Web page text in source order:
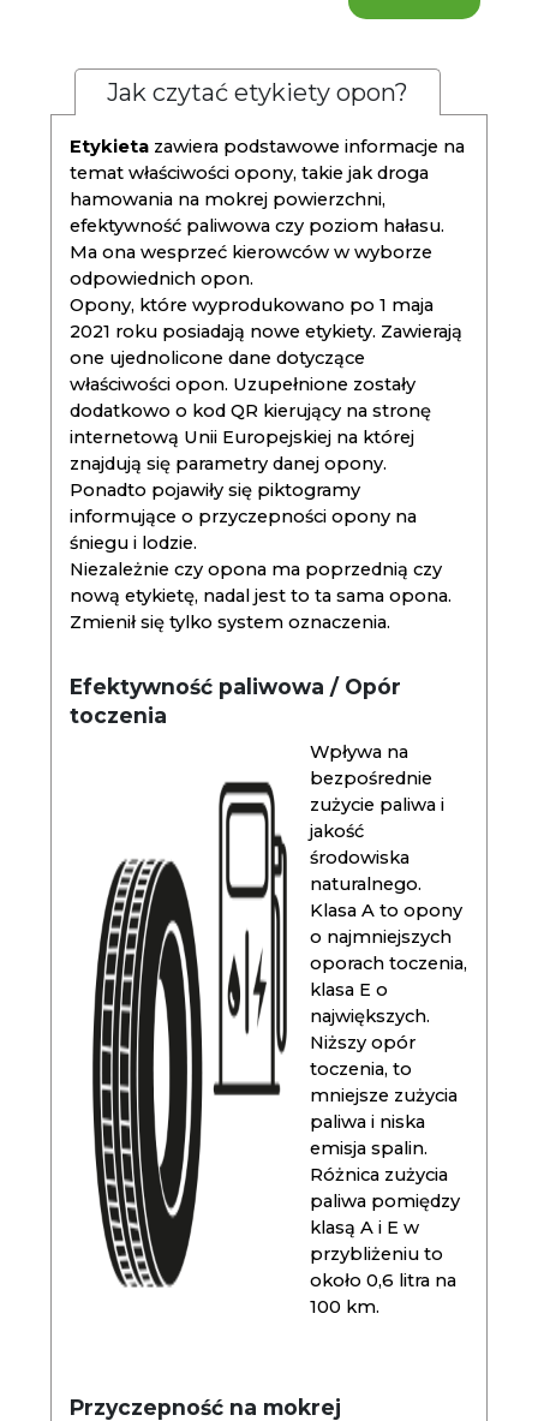
Jak czytać etykiety opon?
Etykieta zawiera podstawowe informacje na
temat właściwości opony, takie jak droga
hamowania na mokrej powierzchni,
efektywność paliwowa czy poziom hałasu.
Ma ona wesprzeć kierowców w wyborze
odpowiednich opon.
Opony, które wyprodukowano po 1 maja
2021 roku posiadają nowe etykiety. Zawierają
one ujednolicone dane dotyczące
właściwości opon. Uzupełnione zostały
dodatkowo o kod QR kierujący na stronę
internetową Unii Europejskiej na której
znajdują się parametry danej opony.
Ponadto pojawiły się piktogramy
informujące o przyczepności opony na
śniegu i lodzie.
Niezależnie czy opona ma poprzednią czy
nową etykietę, nadal jest to ta sama opona.
Zmienił się tylko system oznaczenia.
Efektywność paliwowa / Opór
toczenia
Wpływa na
bezpośrednie
zużycie paliwa i
jakość
środowiska
naturalnego.
Klasa A to opony
o najmniejszych
oporach toczenia,
klasa E o
największych.
Niższy opór
toczenia, to
mniejsze zużycia
paliwa i niska
emisja spalin.
Różnica zużycia
paliwa pomiędzy
klasą A i E w
przybliżeniu to
około 0,6 litra na
100 km.
Przyczepność na mokrej